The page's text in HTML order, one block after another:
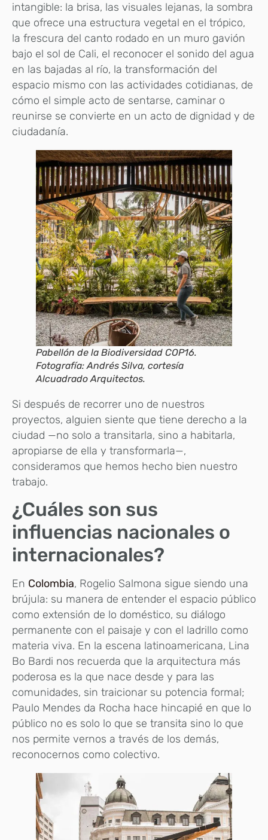
intangible: la brisa, las visuales lejanas, la sombra
que ofrece una estructura vegetal en el trópico,
la frescura del canto rodado en un muro gavión
bajo el sol de Cali, el reconocer el sonido del agua
en las bajadas al río, la transformación del
espacio mismo con las actividades cotidianas, de
cómo el simple acto de sentarse, caminar o
reunirse se convierte en un acto de dignidad y de
ciudadanía.
Pabellón de la Biodiversidad COP16.
Fotografía: Andrés Silva, cortesía
Alcuadrado Arquitectos.
Si después de recorrer uno de nuestros
proyectos, alguien siente que tiene derecho a la
ciudad —no solo a transitarla, sino a habitarla,
apropiarse de ella y transformarla—,
consideramos que hemos hecho bien nuestro
trabajo.
¿Cuáles son sus
influencias nacionales o
internacionales?
En Colombia, Rogelio Salmona sigue siendo una
brújula: su manera de entender el espacio público
como extensión de lo doméstico, su diálogo
permanente con el paisaje y con el ladrillo como
materia viva. En la escena latinoamericana, Lina
Bo Bardi nos recuerda que la arquitectura más
poderosa es la que nace desde y para las
comunidades, sin traicionar su potencia formal;
Paulo Mendes da Rocha hace hincapié en que lo
público no es solo lo que se transita sino lo que
nos permite vernos a través de los demás,
reconocernos como colectivo.